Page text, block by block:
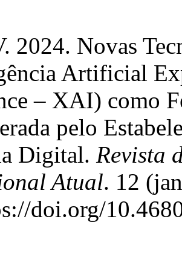
2024. Novas
Artificial
– XAI) como
pelo
Digital. Revista
Atual. 12
doi.org/